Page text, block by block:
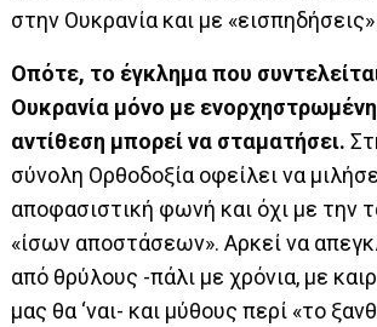
στην Ουκρανία και με
Οπότε, το έγκλημα που
Ουκρανία μόνο με
αντίθεση μπορεί να σταματήσει.
σύνολη Ορθοδοξία οφείλει να
αποφασιστική φωνή και όχι με την
«ίσων αποστάσεων». Αρκεί να
από θρύλους -πάλι με χρόνια, με
μας θα ‘ναι- και μύθους περί «το